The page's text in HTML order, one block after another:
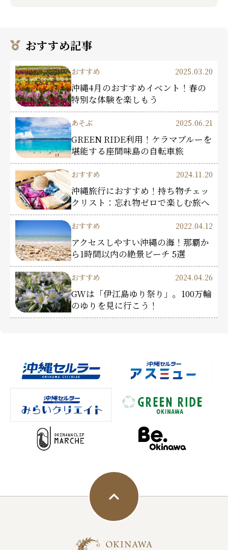
おすすめ記事
おすすめ 2025.03.20
沖縄4月のおすすめイベント！春の
特別な体験を楽しもう
あそぶ 2025.06.21
GREEN RIDE利用！ケラマブルーを
堪能する座間味島の自転車旅
おすすめ 2024.11.20
沖縄旅行におすすめ！持ち物チェッ
クリスト：忘れ物ゼロで楽しむ旅へ
おすすめ 2022.04.12
アクセスしやすい沖縄の海！那覇か
ら1時間以内の絶景ビーチ 5選
おすすめ 2024.04.26
GWは「伊江島ゆり祭り」。100万輪
のゆりを見に行こう！